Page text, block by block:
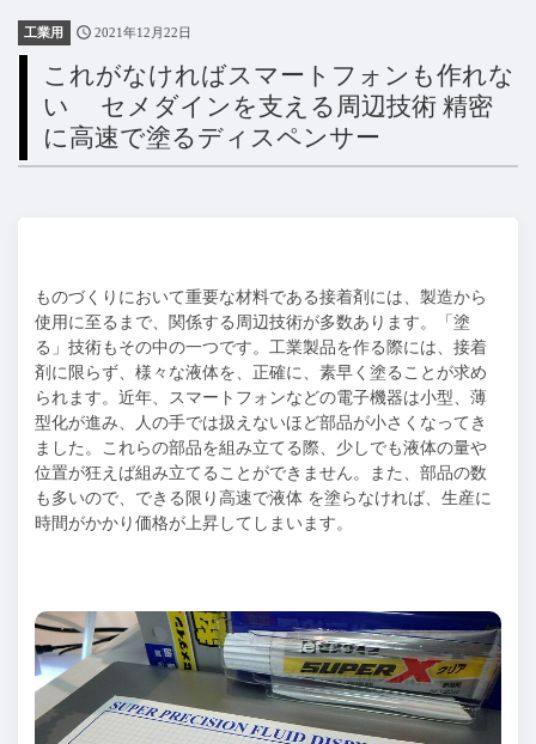
工業用 2021年12月22日
これがなければスマートフォンも作れな
い セメダインを支える周辺技術 精密
に高速で塗るディスペンサー
ものづくりにおいて重要な材料である接着剤には、製造から
使用に至るまで、関係する周辺技術が多数あります。「塗
る」技術もその中の一つです。工業製品を作る際には、接着
剤に限らず、様々な液体を、正確に、素早く塗ることが求め
られます。近年、スマートフォンなどの電子機器は小型、薄
型化が進み、人の手では扱えないほど部品が小さくなってき
ました。これらの部品を組み立てる際、少しでも液体の量や
位置が狂えば組み立てることができません。また、部品の数
も多いので、できる限り高速で液体 を塗らなければ、生産に
時間がかかり価格が上昇してしまいます。